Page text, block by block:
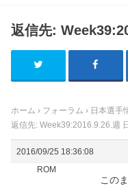
返信先:
ホーム › フォーラム › 日本選手
返信先: Week39:2016.9.26.週
2016/09/25 18:36:08
ROM
この